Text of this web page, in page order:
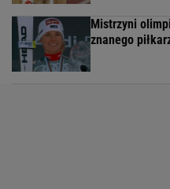
Mistrzyni
znanego